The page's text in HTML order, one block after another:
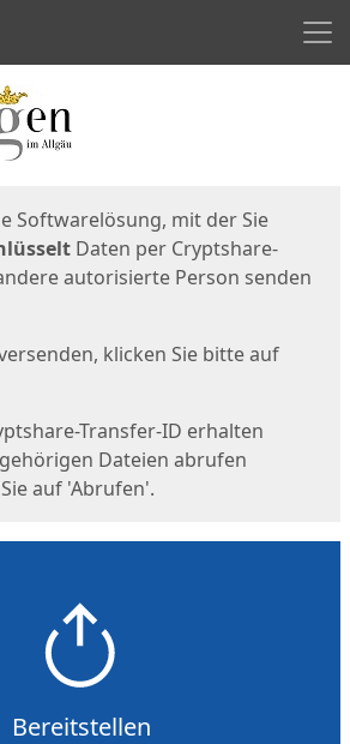
Softwarelösung, mit der Sie
Daten per Cryptshare-
autorisierte Person senden
klicken Sie bitte auf
Transfer-ID erhalten
Dateien abrufen
auf 'Abrufen'.
Bereitstellen